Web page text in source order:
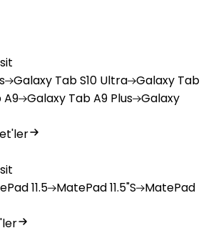
Galaxy Tab S10 Ultra Galaxy Tab
A9 Galaxy Tab A9 Plus Galaxy
11.5 MatePad11.5"S
MatePad